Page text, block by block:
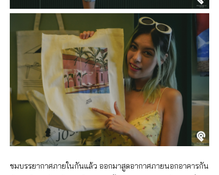
ชมบรรยากาศภายในกันแล้ว ออกมาสูดอากาศภายนอกอาคารกัน